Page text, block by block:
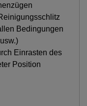
Bedingungen
Einrasten des
Position